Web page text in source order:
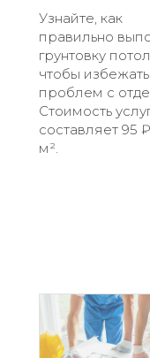
Узнайте, как
правильно
грунтовку
чтобы избежать
проблем с
Стоимость
составляет 95
м².